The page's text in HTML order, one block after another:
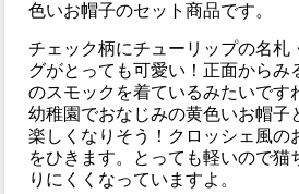
色いお帽子のセット商品です。
チェック柄にチューリップの名札
グがとっても可愛い！正面からみ
のスモックを着ているみたいです
幼稚園でおなじみの黄色いお帽子
楽しくなりそう！クロッシェ風の
をひきます。とっても軽いので猫
りにくくなっていますよ。